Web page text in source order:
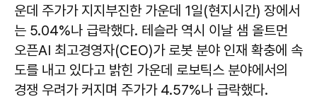
운데 주가가 지지부진한 가운데 1일(현지시간) 장에서
는 5.04%나 급락했다. 테슬라 역시 이날 샘 올트먼
오픈AI 최고경영자(CEO)가 로봇 분야 인재 확충에 속
도를 내고 있다고 밝힌 가운데 로보틱스 분야에서의
경쟁 우려가 커지며 주가가 4.57%나 급락했다.